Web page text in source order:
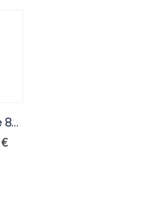
Tomate pelée 800g
€